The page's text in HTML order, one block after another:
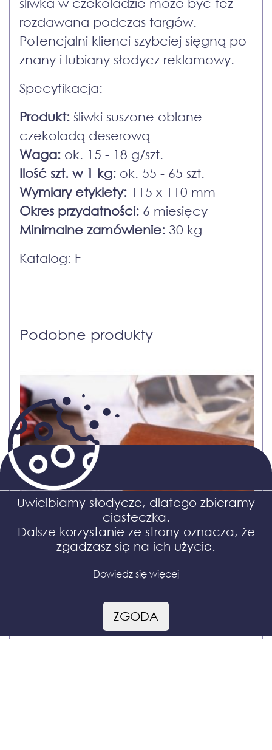
śliwka w czekoladzie może być też
rozdawana podczas targów.
Potencjalni klienci szybciej sięgną po
znany i lubiany słodycz reklamowy.
Specyfikacja:
Produkt: śliwki suszone oblane
czekoladą deserową
Waga: ok. 15 - 18 g/szt.
Ilość szt. w 1 kg: ok. 55 - 65 szt.
Wymiary etykiety: 115 x 110 mm
Okres przydatności: 6 miesięcy
Minimalne zamówienie: 30 kg
Katalog: F
Podobne produkty
Torebka maxi z krówkami
Uwielbiamy słodycze, dlatego zbieramy
ciasteczka.
Dalsze korzystanie ze strony oznacza, że
zgadzasz się na ich użycie.
Dowiedz się więcej
ZGODA